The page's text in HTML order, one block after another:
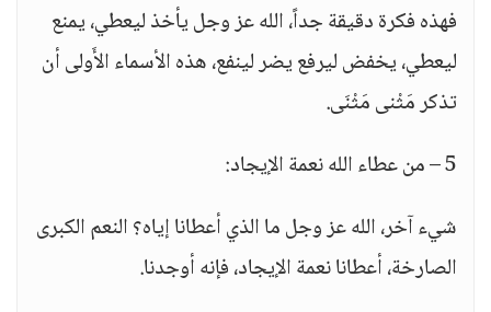
فهذه فكرة دقيقة جداً، الله عز وجل يأخذ ليعطي، يمنع
ليعطي، يخفض ليرفع يضر لينفع، هذه الأسماء الأَولى أن
تذكر مَثْنى مَثْنَى.
5 – من عطاء الله نعمة الإيجاد:
شيء آخر، الله عز وجل ما الذي أعطانا إياه؟ النعم الكبرى
الصارخة، أعطانا نعمة الإيجاد، فإنه أوجدنا.